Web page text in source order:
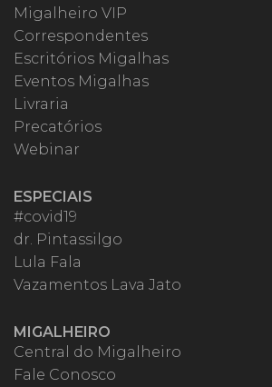
Migalheiro VIP
Correspondentes
Escritórios Migalhas
Eventos Migalhas
Livraria
Precatórios
Webinar
ESPECIAIS
#covid19
dr. Pintassilgo
Lula Fala
Vazamentos Lava Jato
MIGALHEIRO
Central do Migalheiro
Fale Conosco